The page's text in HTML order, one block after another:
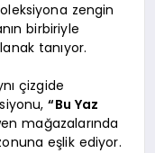
zengin
birbiriyle
tanıyor.
çizgide
“Bu Yaz
mağazalarında
eşlik ediyor.